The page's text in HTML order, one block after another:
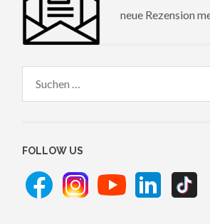
neue Rezension
FOLLOW US